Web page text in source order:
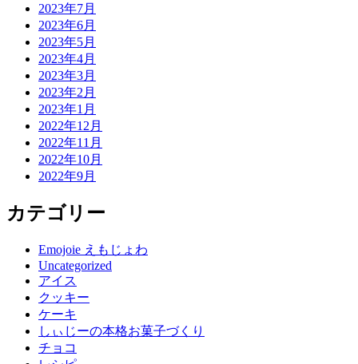
2023年7月
2023年6月
2023年5月
2023年4月
2023年3月
2023年2月
2023年1月
2022年12月
2022年11月
2022年10月
2022年9月
カテゴリー
Emojoie えもじょわ
Uncategorized
アイス
クッキー
ケーキ
しぃじーの本格お菓子づくり
チョコ